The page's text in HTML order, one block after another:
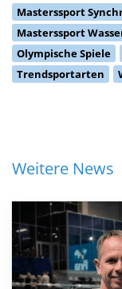
Masterssport
Masterssport
Olympische Spiele
Trendsportarten
Weitere News